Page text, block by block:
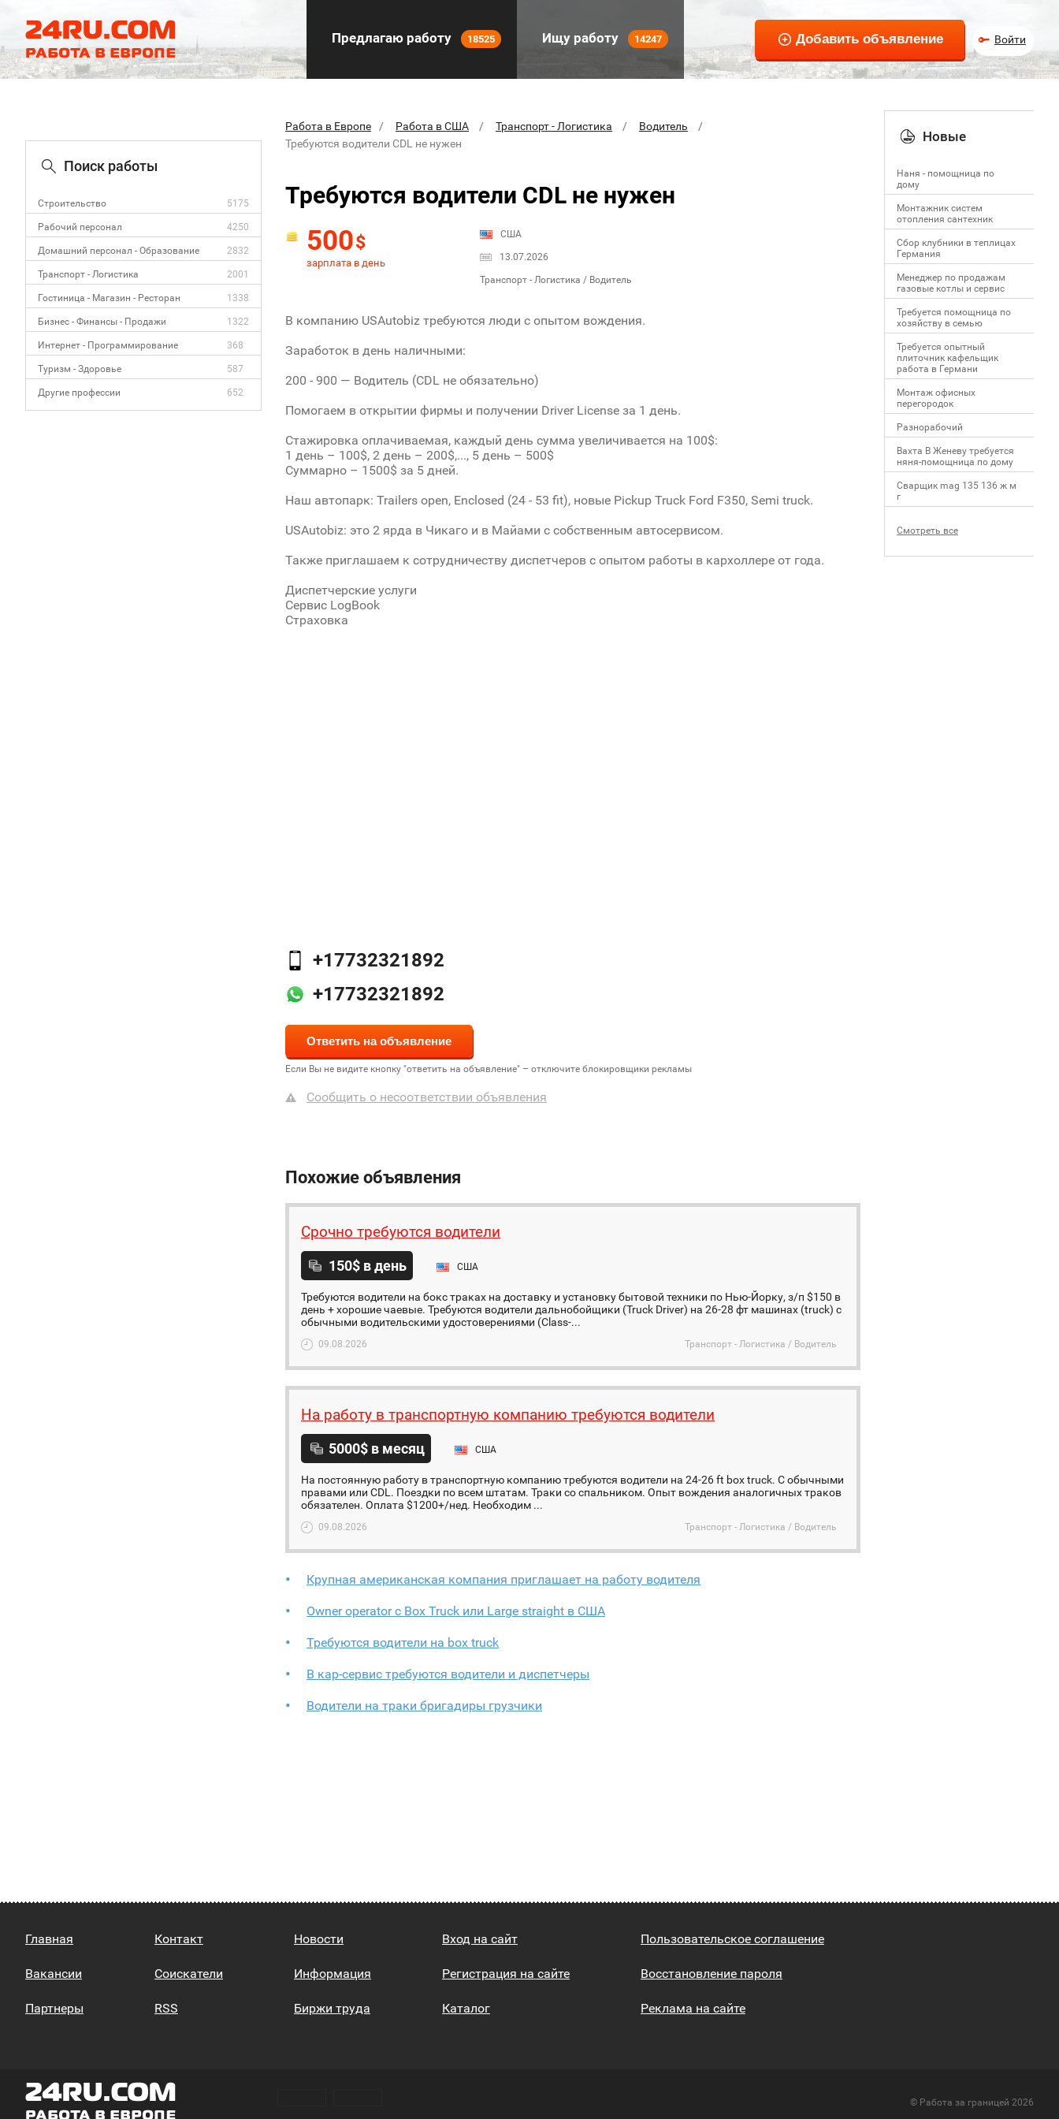
Предлагаю работу 18525 Ищу работу 14247 Войти
Поиск работы
Строительство 5175
Рабочий персонал 4250
Домашний персонал - Образование 2832
Транспорт - Логистика 2001
Гостиница - Магазин - Ресторан 1338
Бизнес - Финансы - Продажи 1322
Интернет - Программирование 368
Туризм - Здоровье 587
Другие профессии 652
Работа в Европе Работа в США Транспорт - Логистика
Водитель
Требуются водители CDL не нужен
Требуются водители CDL не нужен
500$
зарплата в день
США
13.07.2026
Транспорт - Логистика / Водитель
В компанию USAutobiz требуются люди с опытом вождения.
Заработок в день наличными:
200 - 900 — Водитель (CDL не обязательно)
Помогаем в открытии фирмы и получении Driver License за 1 день.
Стажировка оплачиваемая, каждый день сумма увеличивается на 100$:
1 день – 100$, 2 день – 200$,..., 5 день – 500$
Суммарно – 1500$ за 5 дней.
Наш автопарк: Trailers open, Еnclosed (24 - 53 fit), новые Pickup Truck Ford F350, Semi truck.
USAutobiz: это 2 ярда в Чикаго и в Майами с собственным автосервисом.
Также приглашаем к сотрудничеству диспетчеров с опытом работы в кархоллере от года.
Диспетчерские услуги
Сервис LogBook
Страховка
+17732321892
+17732321892
Если Вы не видите кнопку "ответить на объявление" – отключите блокировщики рекламы
Сообщить о несоответствии объявления
Похожие объявления
Срочно требуются водители
150$ в день США
Требуются водители на бокс траках на доставку и установку бытовой техники по Нью-Йорку, з/п $150 в
день + хорошие чаевые. Требуются водители дальнобойщики (Truck Driver) на 26-28 фт машинах (truck) с
обычными водительскими удостоверениями (Class-...
09.08.2026 Транспорт - Логистика / Водитель
На работу в транспортную компанию требуются водители
5000$ в месяц США
На постоянную работу в транспортную компанию требуются водители на 24-26 ft box truck. C обычными
правами или CDL. Поездки по всем штатам. Траки со спальником. Опыт вождения аналогичных траков
обязателен. Оплата $1200+/нед. Необходим ...
09.08.2026 Транспорт - Логистика / Водитель
Крупная американская компания приглашает на работу водителя
Owner operator с Box Truck или Large straight в США
Требуются водители на box truck
В кар-сервис требуются водители и диспетчеры
Водители на траки бригадиры грузчики
Новые
Наня - помощница по
дому
Монтажник систем
отопления сантехник
Сбор клубники в теплицах
Германия
Менеджер по продажам
газовые котлы и сервис
Требуется помощница по
хозяйству в семью
Требуется опытный
плиточник кафельщик
работa в Германи
Mонтаж офисных
перегородок
Разнорабочий
Вахта В Женеву требуется
няня-помощница по дому
Сварщик mag 135 136 ж м
г
Смотреть все
Главная
Вакансии
Партнеры
Контакт
Соискатели
RSS
Новости
Информация
Биржи труда
Вход на сайт
Регистрация на сайте
Каталог
Пользовательское соглашение
Восстановление пароля
Реклама на сайте
© Работа за границей 2026